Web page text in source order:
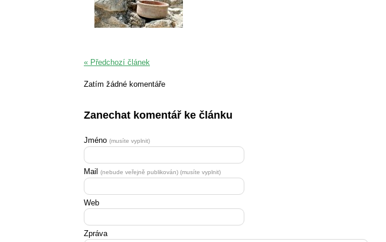
« Předchozí článek
Zatím žádné komentáře
Zanechat komentář ke článku
Jméno (musíte vyplnit)
Mail (nebude veřejně publikován) (musíte vyplnit)
Web
Zpráva